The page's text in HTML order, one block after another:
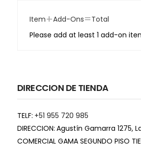
Item+Add-Ons=Total
Please add at least 1 add-on
DIRECCION DE TIENDA
TELF: +51 955 720 985
DIRECCION: Agustín Gamarra 1275,
COMERCIAL GAMA SEGUNDO PISO